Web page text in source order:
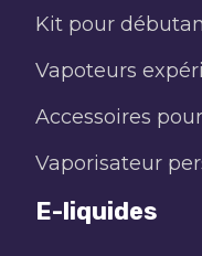
Kit pour
Vapoteurs
Accessoires
Vaporisateur
E-liquides